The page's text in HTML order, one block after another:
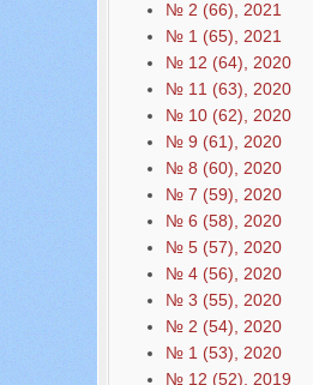
№ 2 (66), 2021
№ 1 (65), 2021
№ 12 (64), 2020
№ 11 (63), 2020
№ 10 (62), 2020
№ 9 (61), 2020
№ 8 (60), 2020
№ 7 (59), 2020
№ 6 (58), 2020
№ 5 (57), 2020
№ 4 (56), 2020
№ 3 (55), 2020
№ 2 (54), 2020
№ 1 (53), 2020
№ 12 (52), 2019